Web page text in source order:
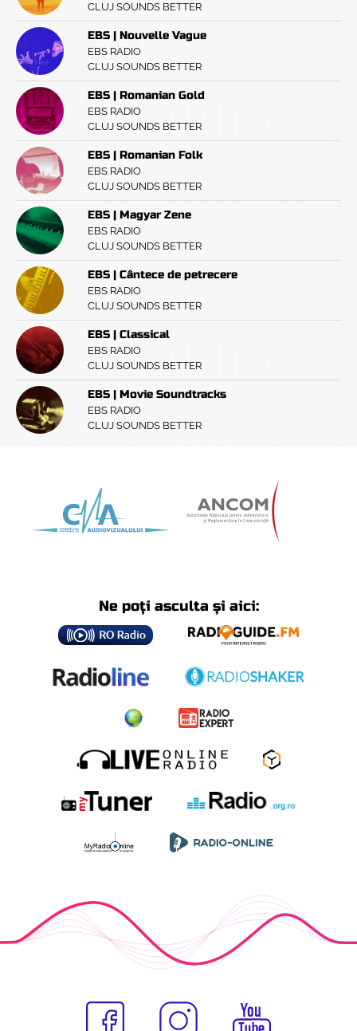
CLUJ SOUNDS BETTER
EBS | Nouvelle Vague
EBS RADIO
CLUJ SOUNDS BETTER
EBS | Romanian Gold
EBS RADIO
CLUJ SOUNDS BETTER
EBS | Romanian Folk
EBS RADIO
CLUJ SOUNDS BETTER
EBS | Magyar Zene
EBS RADIO
CLUJ SOUNDS BETTER
EBS | Cântece de petrecere
EBS RADIO
CLUJ SOUNDS BETTER
EBS | Classical
EBS RADIO
CLUJ SOUNDS BETTER
EBS | Movie Soundtracks
EBS RADIO
CLUJ SOUNDS BETTER
Ne poți asculta și aici: